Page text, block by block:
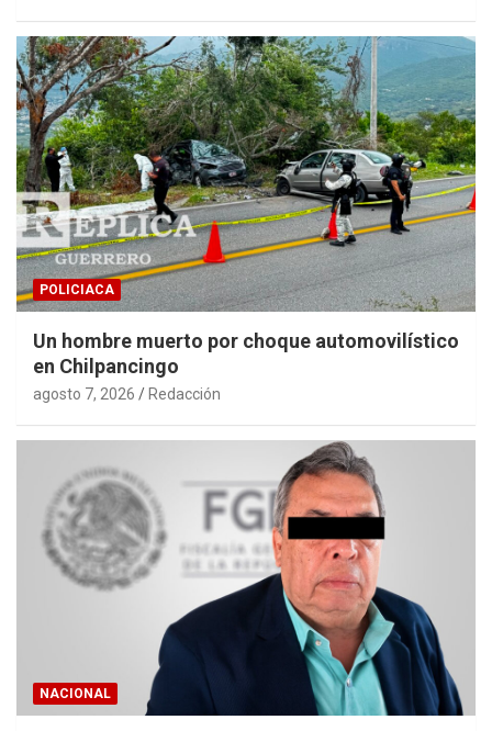
POLICIACA
Un hombre muerto por choque automovilístico
en Chilpancingo
agosto 7, 2026 Redacción
NACIONAL